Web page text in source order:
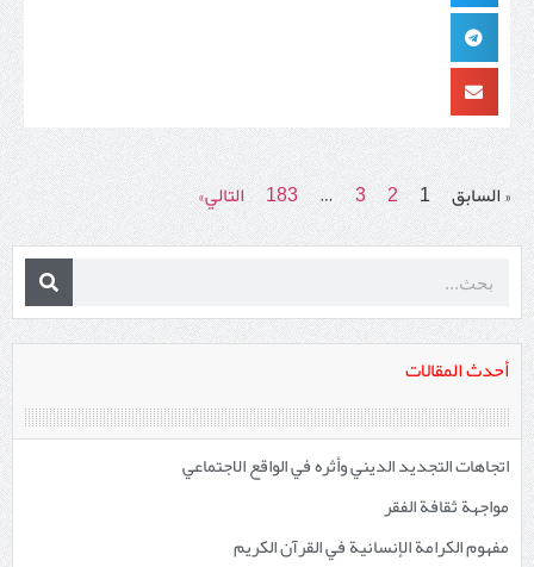
أحدث المقالات
اتجاهات التجديد الديني وأثره في الواقع الاجتماعي
مواجهة ثقافة الفقر
مفهوم الكرامة الإنسانية في القرآن الكريم
« السابق 1
2
3
…
183 التالي»